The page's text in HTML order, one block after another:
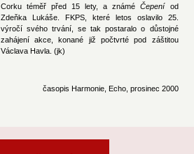
Corku téměř před 15 lety, a známéČepeníod
Zdeňka Lukáše. FKPS, které letos oslavilo 25.
výročí svého trvání, se tak postaralo o důstojné
zahájení akce, konané již počtvrté pod záštitou
Václava Havla. (jk)
časopis Harmonie, Echo, prosinec 2000